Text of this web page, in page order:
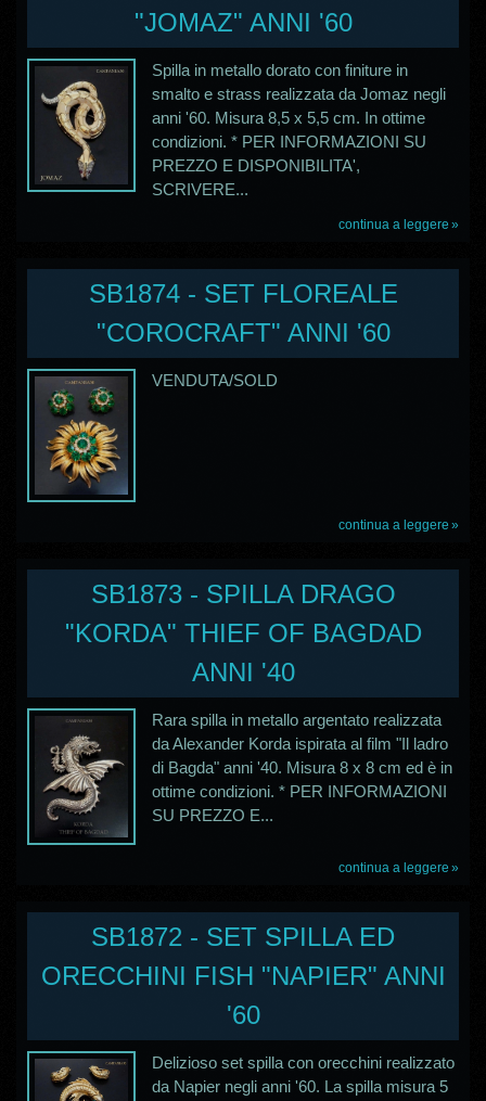
"JOMAZ" ANNI '60
Spilla in metallo dorato con finiture in
smalto e strass realizzata da Jomaz negli
anni '60. Misura 8,5 x 5,5 cm. In ottime
condizioni. * PER INFORMAZIONI SU
PREZZO E DISPONIBILITA',
SCRIVERE...
continua a leggere
SB1874 - SET FLOREALE
"COROCRAFT" ANNI '60
VENDUTA/SOLD
continua a leggere
SB1873 - SPILLA DRAGO
"KORDA" THIEF OF BAGDAD
ANNI '40
Rara spilla in metallo argentato realizzata
da Alexander Korda ispirata al film "Il ladro
di Bagda" anni '40. Misura 8 x 8 cm ed è in
ottime condizioni. * PER INFORMAZIONI
SU PREZZO E...
continua a leggere
SB1872 - SET SPILLA ED
ORECCHINI FISH "NAPIER" ANNI
'60
Delizioso set spilla con orecchini realizzato
da Napier negli anni '60. La spilla misura 5